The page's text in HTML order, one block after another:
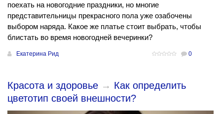
поехать на новогодние праздники, но многие
представительницы прекрасного пола уже озабочены
выбором наряда. Какое же платье стоит выбрать, чтобы
блистать во время новогодней вечеринки?
Екатерина Рид 0
Красота и здоровье → Как определить
цветотип своей внешности?